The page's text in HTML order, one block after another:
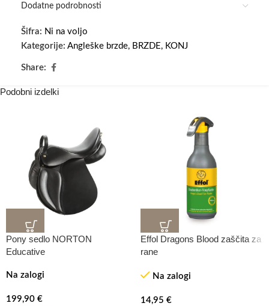
Dodatne podrobnosti
Šifra: Ni na voljo
Kategorije: Angleške brzde, BRZDE, KONJ
Share:
Podobni izdelki
Pony sedlo NORTON
Educative
Na zalogi
199,90 €
Effol Dragons Blood zaščita za
rane
Na zalogi
14,95 €